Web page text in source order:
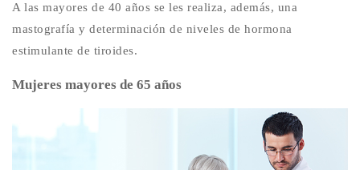
A las mayores de 40 años se les realiza, además, una
mastografía y determinación de niveles de hormona
estimulante de tiroides.
Mujeres mayores de 65 años